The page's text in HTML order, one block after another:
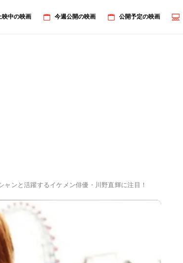
映中の映画 今週公開の映画 公開予定の映画
ャンと活躍するイケメン俳優・川野直輝に注目！